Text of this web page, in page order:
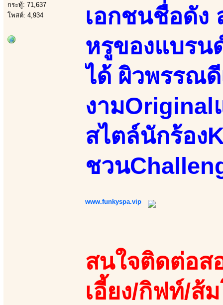
กระทู้: 71,637
โพสต์: 4,934
เอกชนชื่อดัง
หรูของแบรน
ได้ ผิวพรรณดี
งามOriginal
สไตล์นักร้อง
ชวน
www.funkyspa.vip
สนใจติดต่อส
เอี้ยง/กิฟท์/ส้